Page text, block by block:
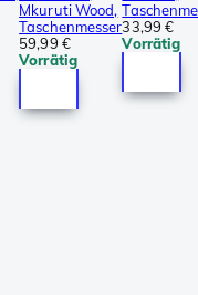
Mkuruti Wood,
Taschenmesser
59,99 €
Vorrätig
33,99 €
Vorrätig